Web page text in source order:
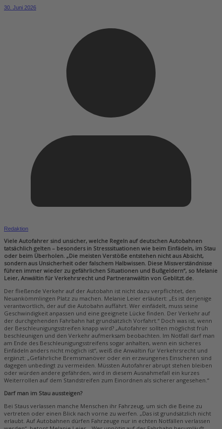
30. Juni 2026
Redaktion
Viele Autofahrer sind unsicher, welche Regeln auf deutschen Autobahnen
tatsächlich gelten – besonders in Stresssituationen wie beim Einfädeln, im Stau
oder beim Überholen. „Die meisten Verstöße entstehen nicht aus Absicht,
sondern aus Unsicherheit oder falschem Halbwissen. Diese Missverständnisse
führen immer wieder zu gefährlichen Situationen und Bußgeldern“, so Melanie
Leier, Anwältin für Verkehrsrecht und Partneranwältin von Geblitzt.de.
Der fließende Verkehr auf der Autobahn ist nicht dazu verpflichtet, den
Neuankömmlingen Platz zu machen. Melanie Leier erläutert: „Es ist derjenige
verantwortlich, der auf die Autobahn auffährt. Wer einfädelt, muss seine
Geschwindigkeit anpassen und eine geeignete Lücke finden. Der Verkehr auf
der durchgehenden Fahrbahn hat grundsätzlich Vorfahrt.“ Doch was ist, wenn
der Beschleunigungsstreifen knapp wird? „Autofahrer sollten möglichst früh
beschleunigen und den Verkehr aufmerksam beobachten. Im Notfall darf man
am Ende des Beschleunigungsstreifens sogar anhalten, wenn ein sicheres
Einfädeln anders nicht möglich ist“, weiß die Anwältin für Verkehrsrecht und
ergänzt: „Gefährliche Bremsmanöver oder ein erzwungenes Einscheren sind
dagegen unbedingt zu vermeiden. Müssten Autofahrer abrupt stehen bleiben
oder würden andere gefährden, wird in diesem Ausnahmefall ein kurzes
Weiterrollen auf dem Standstreifen zum Einordnen als sicherer angesehen.“
Darf man im Stau aussteigen?
Bei Staus verlassen manche Menschen ihr Fahrzeug, um sich die Beine zu
vertreten oder einen Blick nach vorne zu werfen. „Das ist grundsätzlich nicht
erlaubt. Auf Autobahnen dürfen Fahrzeuge nur in echten Notfällen verlassen